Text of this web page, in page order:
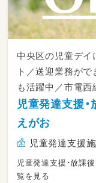
中央区の児童デイ
ト／送迎業務が
も活躍中／市電
児童発達支援
えがお
児童発達支援
児童発達支援・放課
覧を見る